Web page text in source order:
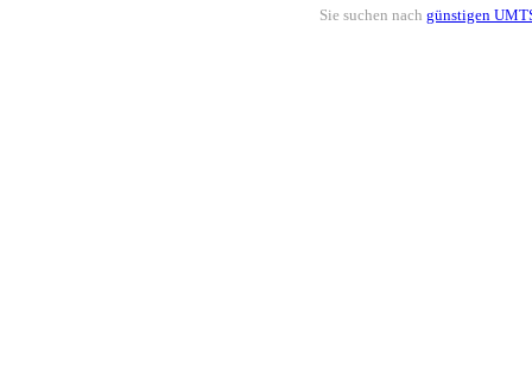
Sie suchen nach günstigen